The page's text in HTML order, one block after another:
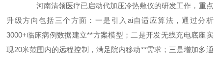
河南清领医疗已启动代加压冷热敷仪的研发工作，重点
升级方向包括三个方面：一是引入ai自适应算法，通过分析
3000+临床病例数据建立**方案模型；二是开发无线充电底座实
现20米范围内的远程控制，满足院内移动**需求；三是增加多通